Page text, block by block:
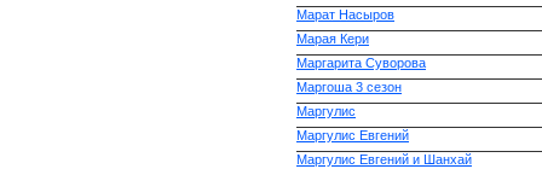
Марат Насыров
Марая Кери
Маргарита Суворова
Маргоша 3 сезон
Маргулис
Маргулис Евгений
Маргулис Евгений и Шанхай